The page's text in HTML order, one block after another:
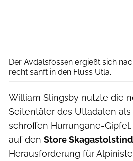
Der Avdalsfossen ergießt sich
recht sanft in den Fluss Utla.
William Slingsby nutzte die
Seitentäler des Utladalen
schroffen Hurrungane-
auf den Store Skagastolstind
Herausforderung für